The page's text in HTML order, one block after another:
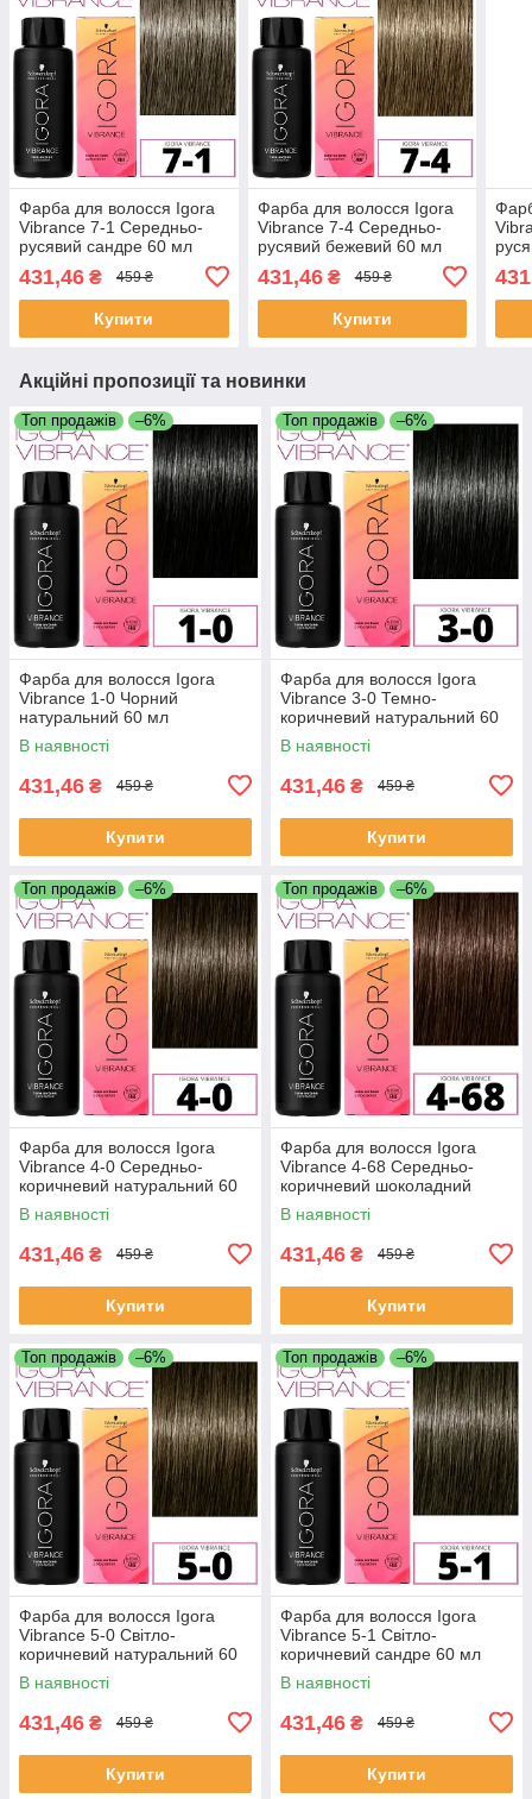
Фарба для волосся Igora
Vibrance 7-1 Середньо-
русявий сандре 60 мл
431,46 ₴ 459 ₴
Купити
Фарба для волосся Igora
Vibrance 7-4 Середньо-
русявий бежевий 60 мл
431,46₴ 459 ₴
Купити
Акційні пропозиції та новинки
Топ продажів –6%
Фарба для волосся Igora
Vibrance 1-0 Чорний
натуральний 60 мл
В наявності
431,46 ₴ 459 ₴
Купити
Топ продажів –6%
Фарба для волосся Igora
Vibrance 3-0 Темно-
коричневий натуральний 60
мл
В наявності
431,46 ₴ 459 ₴
Купити
Топ продажів –6%
Фарба для волосся Igora
Vibrance 4-0 Середньо-
коричневий натуральний 60
мл
В наявності
431,46 ₴ 459 ₴
Купити
Топ продажів –6%
Фарба для волосся Igora
Vibrance 4-68 Середньо-
коричневий шоколадний
червоний 60 мл
В наявності
431,46 ₴ 459 ₴
Купити
Топ продажів –6%
Фарба для волосся Igora
Vibrance 5-0 Світло-
коричневий натуральний 60
мл
В наявності
431,46 ₴ 459 ₴
Купити
Топ продажів –6%
Фарба для волосся Igora
Vibrance 5-1 Світло-
коричневий сандре 60 мл
В наявності
431,46 ₴ 459 ₴
Купити